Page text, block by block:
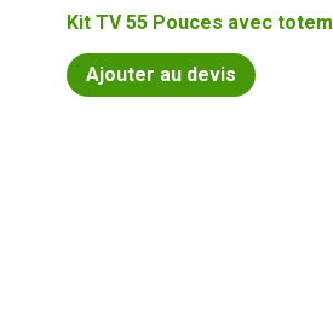
Kit TV 55 Pouces avec totem
Ajouter au devis